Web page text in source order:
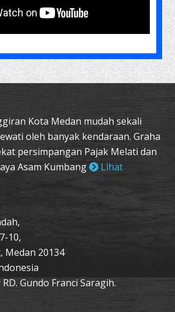
Kota Medan mudah sekali
oleh banyak kendaraan. Graha
persimpangan Pajak Melati dan
Asam Kumbang
Lihat
10,
Medan 20134
Gundo Franci Saragih.